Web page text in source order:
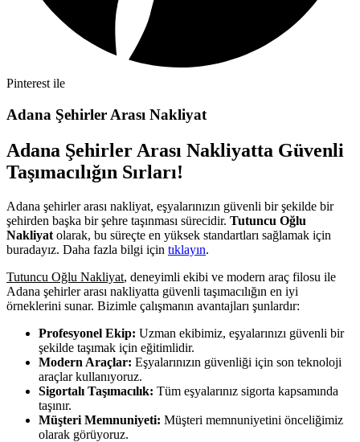
Pinterest ile
Adana Şehirler Arası Nakliyat
Adana Şehirler Arası Nakliyatta Güvenli
Taşımacılığın Sırları!
Adana şehirler arası nakliyat, eşyalarınızın güvenli bir şekilde bir
şehirden başka bir şehre taşınması sürecidir. Tutuncu Oğlu
Nakliyat olarak, bu süreçte en yüksek standartları sağlamak için
buradayız. Daha fazla bilgi için tıklayın.
Tutuncu Oğlu Nakliyat, deneyimli ekibi ve modern araç filosu ile
Adana şehirler arası nakliyatta güvenli taşımacılığın en iyi
örneklerini sunar. Bizimle çalışmanın avantajları şunlardır:
Profesyonel Ekip: Uzman ekibimiz, eşyalarınızı güvenli bir
şekilde taşımak için eğitimlidir.
Modern Araçlar: Eşyalarınızın güvenliği için son teknoloji
araçlar kullanıyoruz.
Sigortalı Taşımacılık: Tüm eşyalarınız sigorta kapsamında
taşınır.
Müşteri Memnuniyeti: Müşteri memnuniyetini önceliğimiz
olarak görüyoruz.